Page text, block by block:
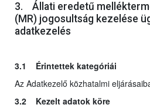
3. Állati eredetű
(MR) jogosultság kezelése
adatkezelés
3.1 Érintettek kategóriái
Az Adatkezelő közhatalmi
3.2 Kezelt adatok köre